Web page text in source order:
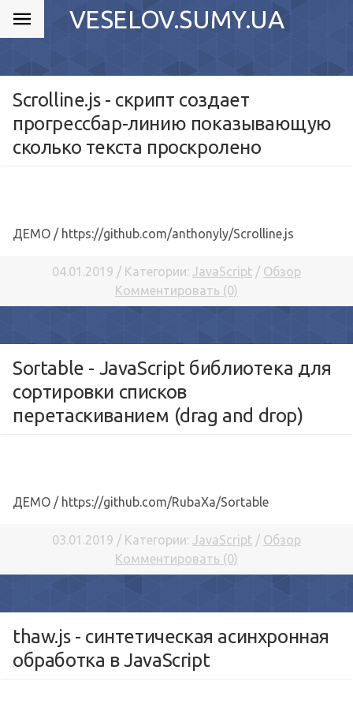
VESELOV.SUMY.UA
Scrolline.js - скрипт создает
прогрессбар-линию показывающую
сколько текста проскролено
ДЕМО / https://github.com/anthonyly/Scrolline.js
04.01.2019 / Категории: JavaScript / Обзор
Комментировать (0)
Sortable - JavaScript библиотека для
сортировки списков
перетаскиванием (drag and drop)
ДЕМО / https://github.com/RubaXa/Sortable
03.01.2019 / Категории: JavaScript / Обзор
Комментировать (0)
thaw.js - синтетическая асинхронная
обработка в JavaScript